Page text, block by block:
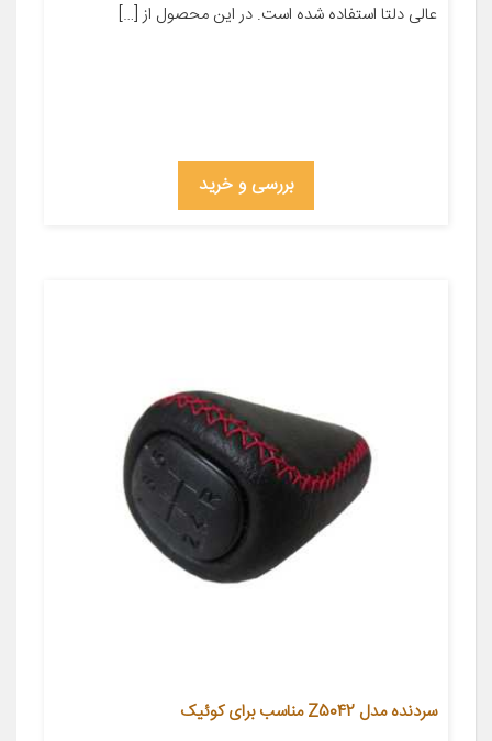
عالی دلتا استفاده شده است. در این محصول از […]
بررسی و خرید
سردنده مدل Z5042 مناسب برای کوئیک